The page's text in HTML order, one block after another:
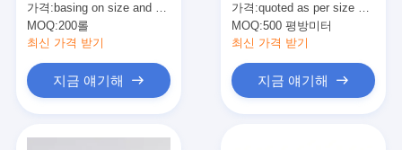
가격: basing on size and quantity
MOQ:200롤
최신 가격 받기
지금 얘기해
가격:quoted as per size and quantity
MOQ:500 평방미터
최신 가격 받기
지금 얘기해